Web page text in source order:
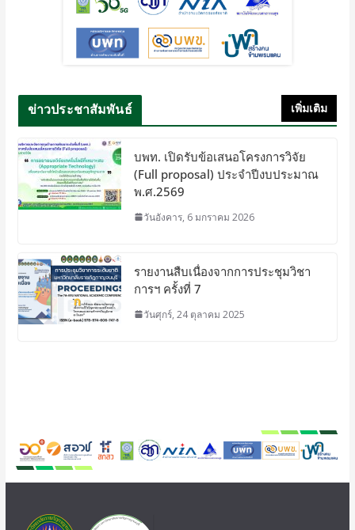
ข่าวประชาสัมพันธ์ เพิ่มเติม
บพท. เปิดรับข้อเสนอโครงการวิจัย
(Full proposal) ประจำปีงบประมาณ
พ.ศ.2569
วันอังคาร, 6 มกราคม 2026
รายงานสืบเนื่องจากการประชุมวิชา
การฯ ครั้งที่ 7
วันศุกร์, 24 ตุลาคม 2025